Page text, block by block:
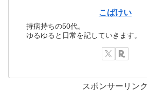
こばけい
持病持ちの50代。
ゆるゆると日常を記していきます。
スポンサーリンク